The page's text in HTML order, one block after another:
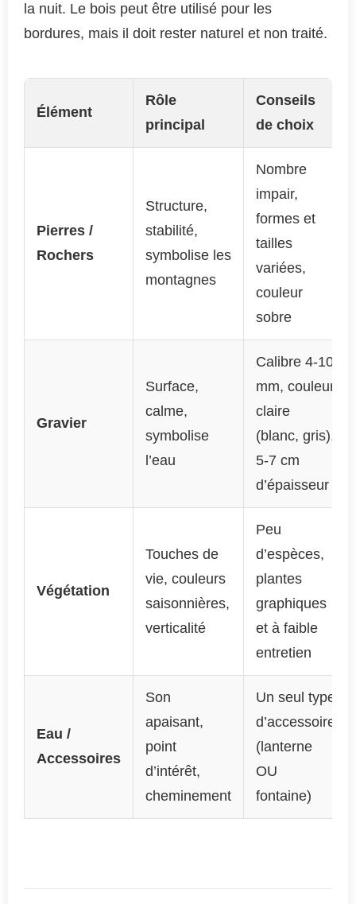
la nuit. Le bois peut être utilisé pour les
bordures, mais il doit rester naturel et non traité.
Élément
Rôle
principal
Conseils
de choix
Pierres /
Rochers
Structure,
stabilité,
symbolise les
montagnes
Nombre
impair,
formes et
tailles
variées,
couleur
sobre
Gravier
Surface,
calme,
symbolise
l’eau
Calibre 4-10
mm, couleur
claire
(blanc, gris),
5-7 cm
d’épaisseur
Végétation
Touches de
vie, couleurs
saisonnières,
verticalité
Peu
d’espèces,
plantes
graphiques
et à faible
entretien
Eau /
Accessoires
Son
apaisant,
point
d’intérêt,
cheminement
Un seul type
d’accessoire
(lanterne
OU
fontaine)